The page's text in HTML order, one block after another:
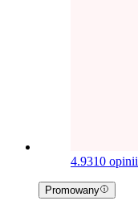
4.9310 opinii
Promowany